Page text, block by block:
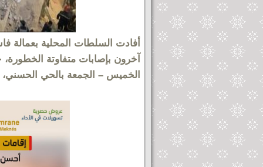
آخرون بإصابات متفاوتة الخطورة،
الخميس – الجمعة بالحي الحسني،